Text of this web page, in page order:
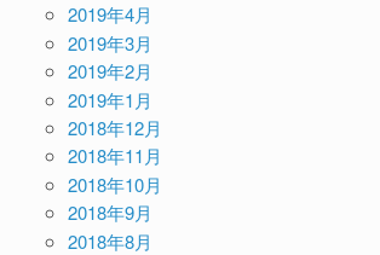
2019年4月
2019年3月
2019年2月
2019年1月
2018年12月
2018年11月
2018年10月
2018年9月
2018年8月